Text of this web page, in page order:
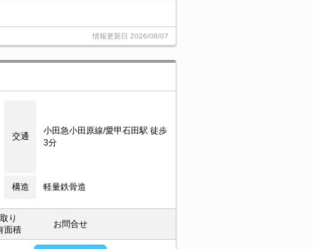
情報更新日 2026/08/07
交通
小田急小田原線/愛甲石田駅 徒歩
3分
構造 軽量鉄骨造
り
面積
お問合せ